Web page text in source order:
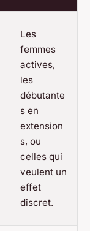
Les
femmes
actives,
les
débutante
s en
extension
s, ou
celles qui
veulent un
effet
discret.